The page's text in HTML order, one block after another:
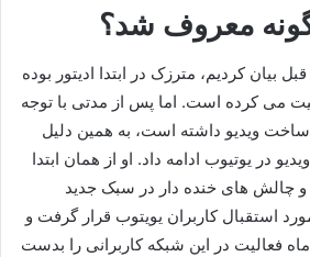
معروف شد؟
کردیم، مترزک در ابتدا ادیتور بوده
می‌ کرده است. اما پس از مدتی با توجه
ساخت ویدیو داشته است، به همین دلیل
در یوتیوب ادامه داد. او از همان ابتدا
چالش های خنده دار در سبک جدید
استقبال کاربران یویتوب قرار گرفت و
فعالیت در این شبکه کاربرانی را بدست